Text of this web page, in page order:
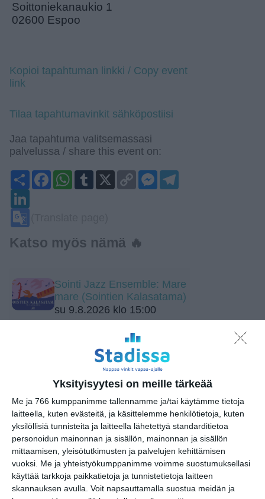
Yksityisyytesi on meille tärkeää
Me ja 766 kumppanimme tallennamme ja/tai käytämme tietoja
laitteella, kuten evästeitä, ja käsittelemme henkilötietoja, kuten
yksilöllisiä tunnisteita ja laitteella lähetettyä standarditietoa
personoidun mainonnan ja sisällön, mainonnan ja sisällön
mittaamisen, yleisötutkimusten ja palvelujen kehittämisen
vuoksi. Me ja yhteistyökumppanimme voimme suostumuksellasi
käyttää tarkkoja paikkatietoja ja tunnistetietoja laitteen
skannauksen avulla. Voit napsauttamalla suostua meidän ja
Soittoniekanaukio 1
02600 Espoo
Kopioi tapahtuman linkki / Copy event
link
Tilaa tapahtumavinkit sähköpostiisi
Jaa tapahtuma valitsemassasi
palvelussa / share this event on:
ShareFacebook
WhatsApp
Tumblr
Copy
Link
Messenger
Katso myös nämä 🔥
Sointi Jazz Ensemble: Mare
mare (Sointien Kalasatama)
su 9.8.2026 klo 15:00
Storyville Country Festival: Ninni
su 9.8.2026 klo 15:00
ma 10.8.2026 klo 16:00
Kuorojen kierros
to 13.8.2026 klo 17:00
Alō Live: Frederik Valentin